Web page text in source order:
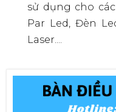
sử dụng cho
Par Led, Đèn
Laser....